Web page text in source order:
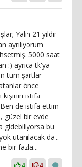
Yalın 21 yıldır
ayrılıyorum
5000 saat
:) ayrıca tk'ya
tüm şartlar
önce
kişinin istifa
de istifa ettim
güzel bir evde
gidebiliyorsa bu
utanılacak da...
bir fazla...
4 4